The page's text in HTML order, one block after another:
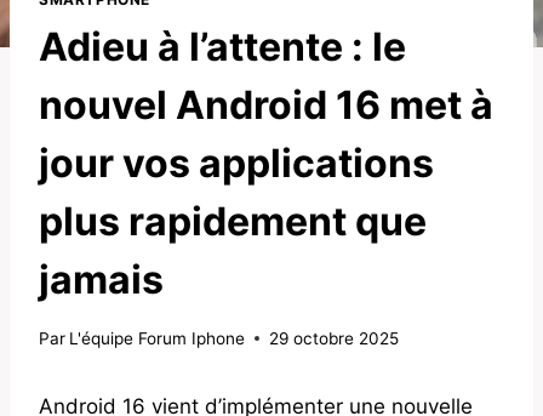
Adieu à l’attente : le
nouvel Android 16 met à
jour vos applications
plus rapidement que
jamais
Par L'équipe Forum Iphone 29 octobre 2025
Android 16 vient d’implémenter une nouvelle